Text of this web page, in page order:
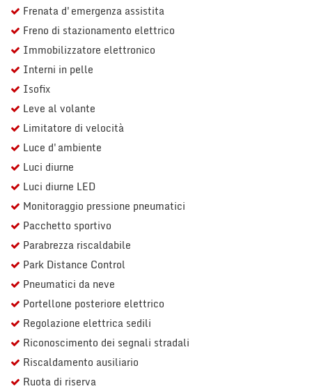
Frenata d'emergenza assistita
Freno di stazionamento elettrico
Immobilizzatore elettronico
Interni in pelle
Isofix
Leve al volante
Limitatore di velocità
Luce d'ambiente
Luci diurne
Luci diurne LED
Monitoraggio pressione pneumatici
Pacchetto sportivo
Parabrezza riscaldabile
Park Distance Control
Pneumatici da neve
Portellone posteriore elettrico
Regolazione elettrica sedili
Riconoscimento dei segnali stradali
Riscaldamento ausiliario
Ruota di riserva